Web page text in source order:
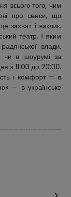
всього того, чим
про сенси, що
захват і виклик.
театр. І яким
влади.
чи в шоурумі за
з 11:00 до 20:00.
і комфорт — в
— в українське